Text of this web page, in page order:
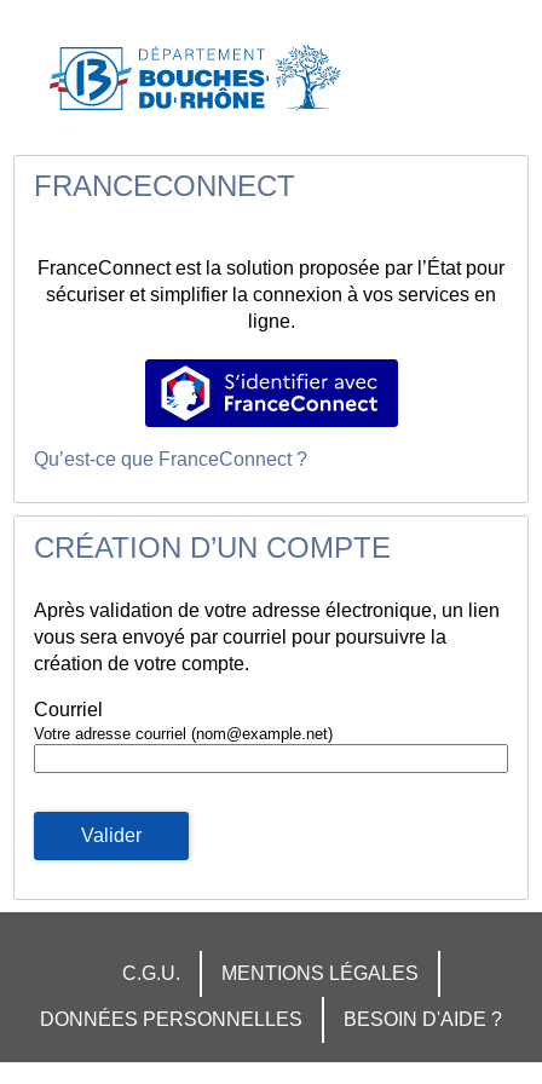
FRANCECONNECT
FranceConnect est la solution proposée par l’État pour
sécuriser et simplifier la connexion à vos services en
ligne.
S’identifier avec
Qu’est-ce que FranceConnect ?
CRÉATION D’UN COMPTE
Après validation de votre adresse électronique, un lien
vous sera envoyé par courriel pour poursuivre la
création de votre compte.
Courriel
Votre adresse courriel (nom@example.net)
Valider
C.G.U. MENTIONS LÉGALES
DONNÉES PERSONNELLES BESOIN D'AIDE ?